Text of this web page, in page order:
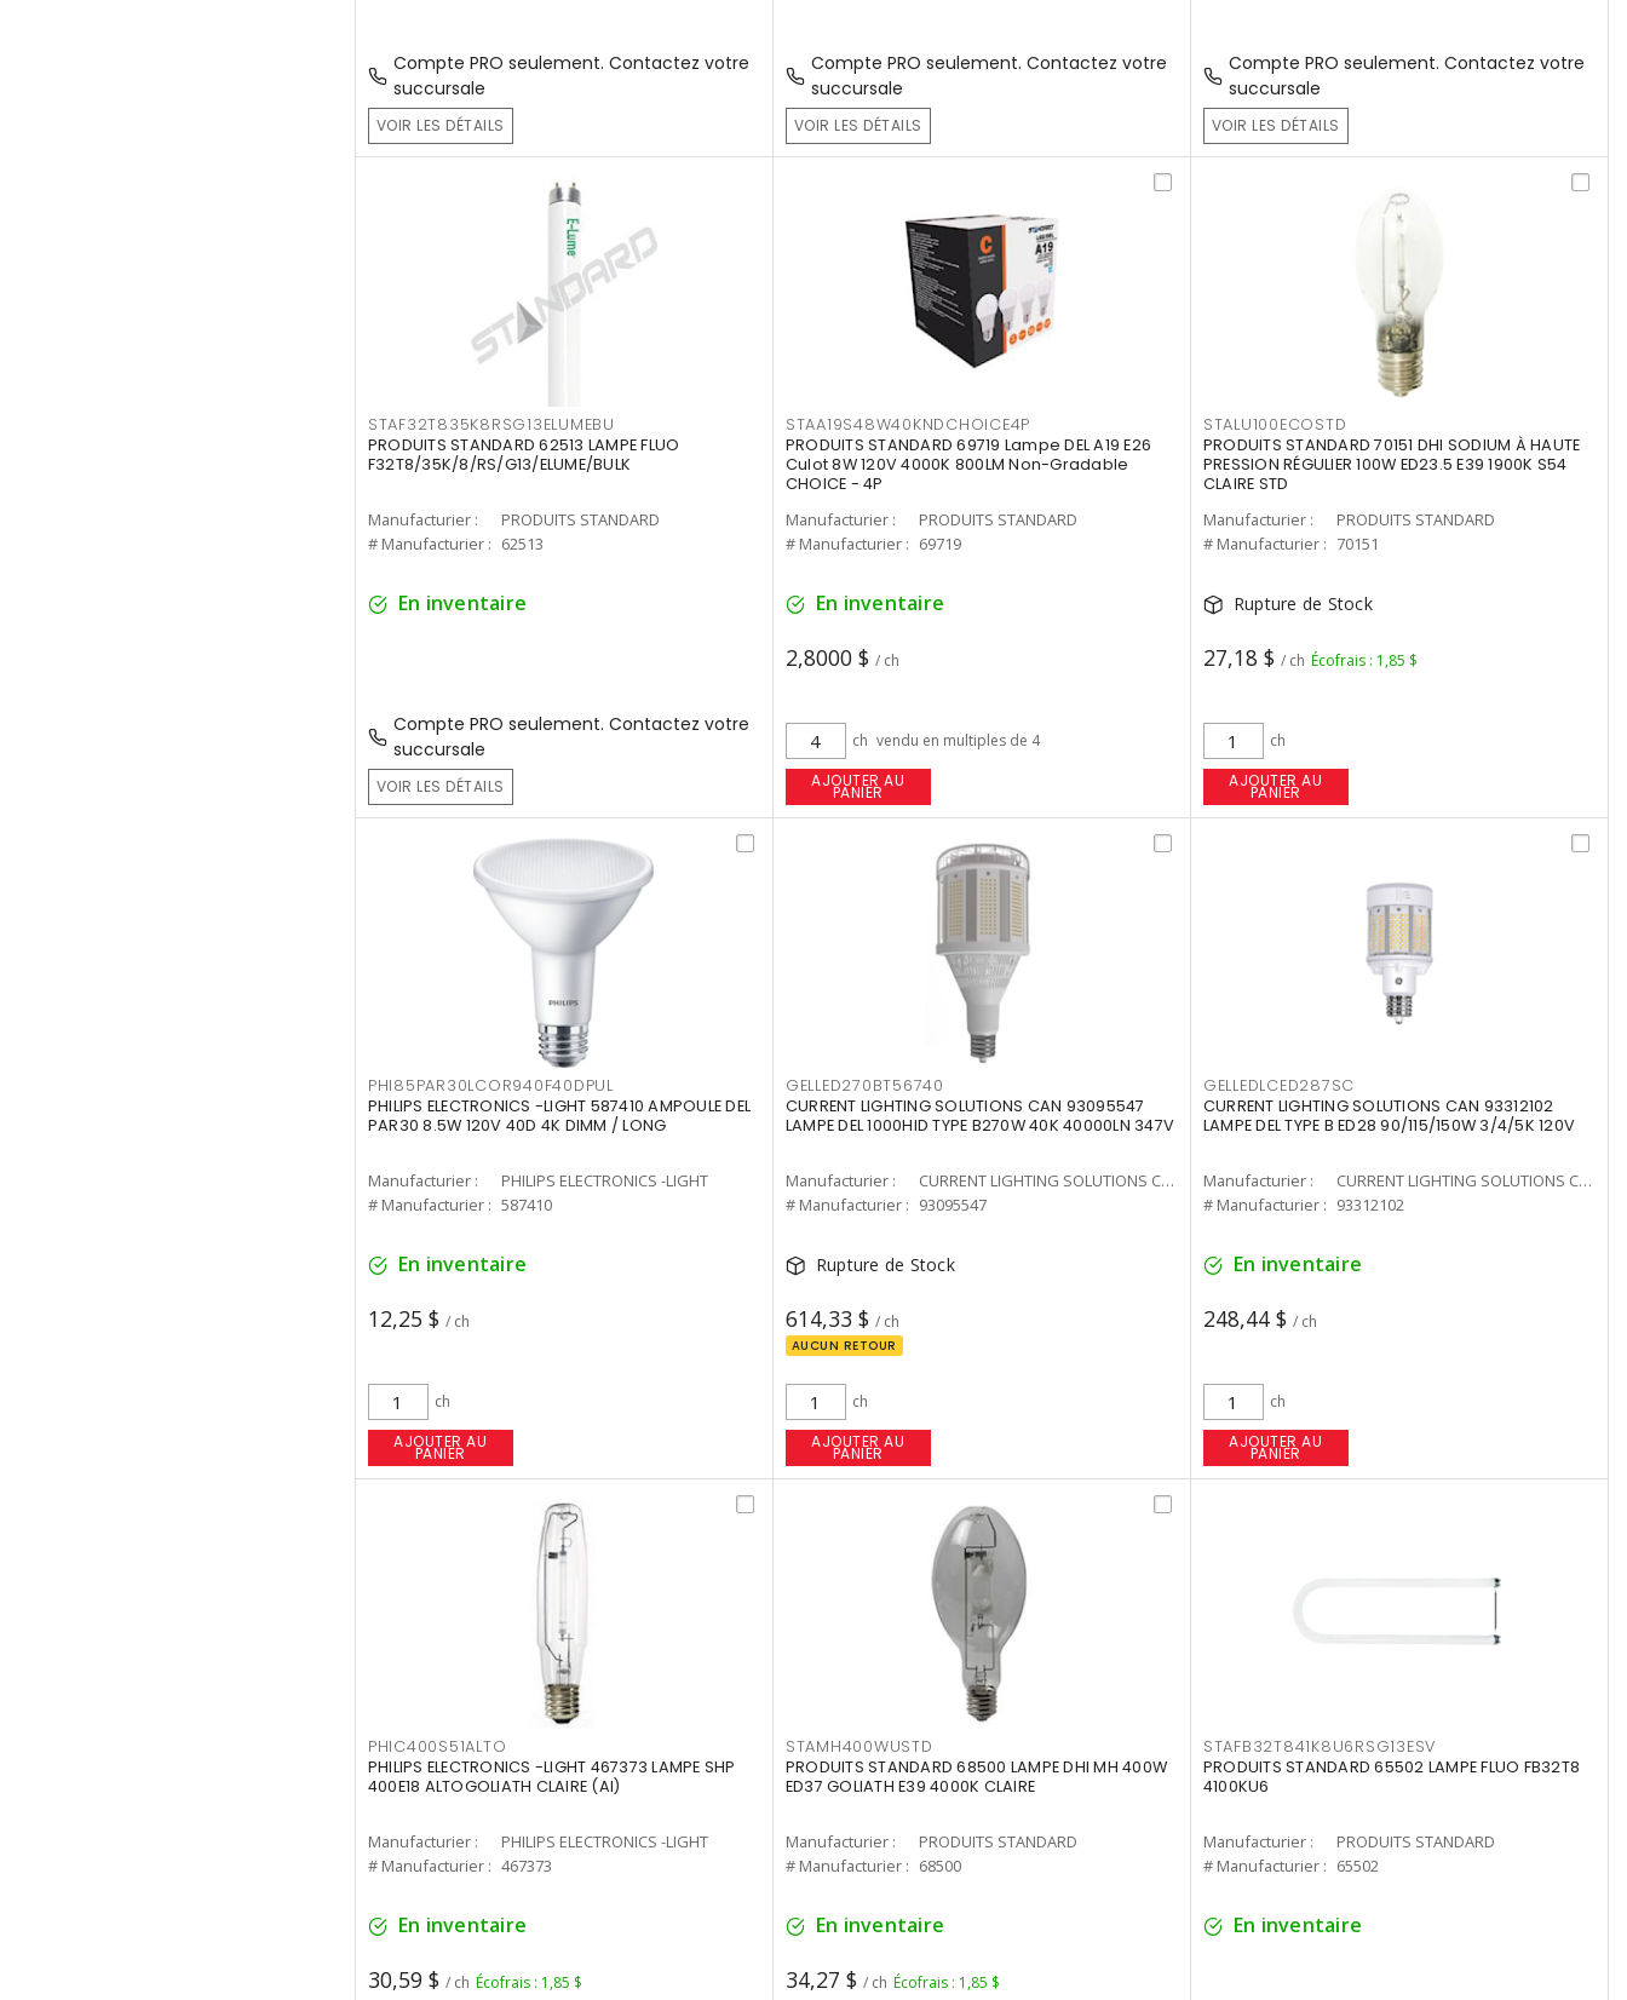
Compte PRO seulement. Contactez votre
succursale
VOIR LES DÉTAILS
Compte PRO seulement. Contactez votre
succursale
VOIR LES DÉTAILS
Compte PRO seulement. Contactez votre
succursale
VOIR LES DÉTAILS
STAF32T835K8RSG13ELUMEBU
PRODUITS STANDARD 62513 LAMPE FLUO
F32T8/35K/8/RS/G13/ELUME/BULK
Manufacturier :
PRODUITS STANDARD
# Manufacturier : 62513
En inventaire
Compte PRO seulement. Contactez votre
succursale
VOIR LES DÉTAILS
STAA19S48W40KNDCHOICE4P
PRODUITS STANDARD 69719 Lampe DEL A19 E26
Culot 8W 120V 4000K 800LM Non-Gradable
CHOICE - 4P
Manufacturier :
PRODUITS STANDARD
# Manufacturier : 69719
En inventaire
2,8000 $ / ch
ch vendu en multiples de 4
AJOUTER AU
PANIER
STALU100ECOSTD
PRODUITS STANDARD 70151 DHI SODIUM À HAUTE
PRESSION RÉGULIER 100W ED23.5 E39 1900K S54
CLAIRE STD
Manufacturier :
PRODUITS STANDARD
# Manufacturier : 70151
Rupture de Stock
27,18 $ / ch Écofrais : 1,85 $
ch
AJOUTER AU
PANIER
PHI85PAR30LCOR940F40DPUL
PHILIPS ELECTRONICS -LIGHT 587410 AMPOULE DEL
PAR30 8.5W 120V 40D 4K DIMM / LONG
Manufacturier :
PHILIPS ELECTRONICS -LIGHT
# Manufacturier : 587410
En inventaire
12,25 $ / ch
ch
AJOUTER AU
PANIER
GELLED270BT56740
CURRENT LIGHTING SOLUTIONS CAN 93095547
LAMPE DEL 1000HID TYPE B270W 40K 40000LN 347V
Manufacturier :
CURRENT LIGHTING SOLUTIONS CAN
# Manufacturier : 93095547
Rupture de Stock
614,33 $ / ch
AUCUN RETOUR
ch
AJOUTER AU
PANIER
GELLEDLCED287SC
CURRENT LIGHTING SOLUTIONS CAN 93312102
LAMPE DEL TYPE B ED28 90/115/150W 3/4/5K 120V
Manufacturier :
CURRENT LIGHTING SOLUTIONS CAN
# Manufacturier : 93312102
En inventaire
248,44 $ / ch
ch
AJOUTER AU
PANIER
PHIC400S51ALTO
PHILIPS ELECTRONICS -LIGHT 467373 LAMPE SHP
400E18 ALTOGOLIATH CLAIRE (AI)
Manufacturier :
PHILIPS ELECTRONICS -LIGHT
# Manufacturier : 467373
En inventaire
30,59 $ / ch Écofrais : 1,85 $
STAMH400WUSTD
PRODUITS STANDARD 68500 LAMPE DHI MH 400W
ED37 GOLIATH E39 4000K CLAIRE
Manufacturier :
PRODUITS STANDARD
# Manufacturier : 68500
En inventaire
34,27 $ / ch Écofrais : 1,85 $
STAFB32T841K8U6RSG13ESV
PRODUITS STANDARD 65502 LAMPE FLUO FB32T8
4100KU6
Manufacturier :
PRODUITS STANDARD
# Manufacturier : 65502
En inventaire